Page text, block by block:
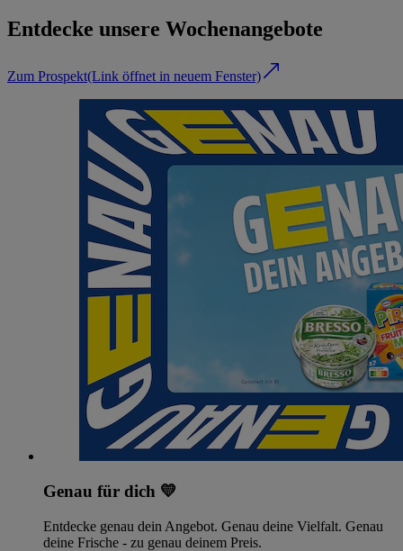
Entdecke unsere Wochenangebote
Zum Prospekt(Link öffnet in neuem Fenster)
Genau für dich 💛
Entdecke genau dein Angebot. Genau deine Vielfalt. Genau
deine Frische - zu genau deinem Preis.